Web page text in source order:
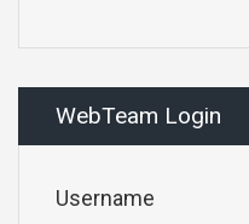
WebTeam Login
Username